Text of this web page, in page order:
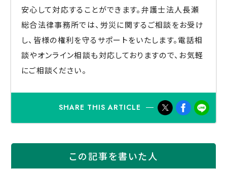
安心して対応することができます。弁護士法人長瀬
総合法律事務所では、労災に関するご相談をお受け
し、皆様の権利を守るサポートをいたします。電話相
談やオンライン相談も対応しておりますので、お気軽
にご相談ください。
SHARE THIS ARTICLE
この記事を書いた人